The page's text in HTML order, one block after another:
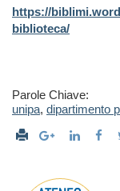
https://
biblioteca/
Parole Chiave:
unipa, dipartimento